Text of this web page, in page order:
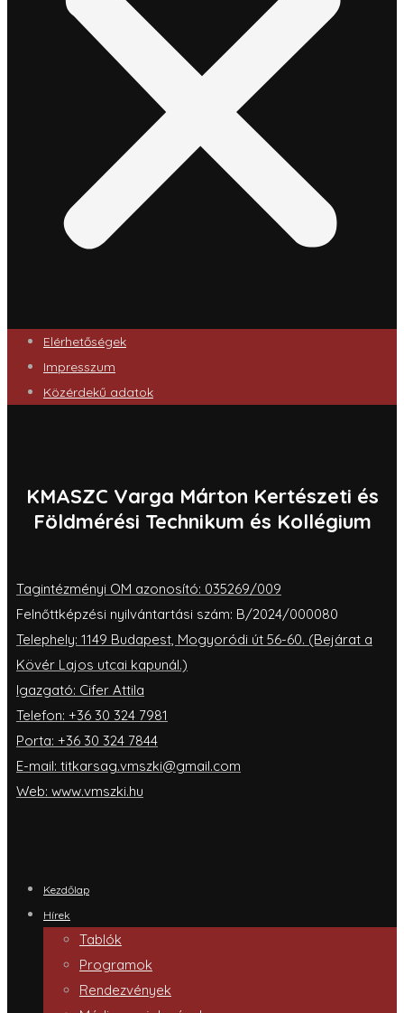
Elérhetőségek
Impresszum
Közérdekű adatok
KMASZC Varga Márton Kertészeti és
Földmérési Technikum és Kollégium
Tagintézményi OM azonosító: 035269/009
Felnőttképzési nyilvántartási szám: B/2024/000080
Telephely: 1149 Budapest, Mogyoródi út 56-60. (Bejárat a
Kövér Lajos utcai kapunál.)
Igazgató: Cifer Attila
Telefon: +36 30 324 7981
Porta: +36 30 324 7844
E-mail: titkarsag.vmszki@gmail.com
Web: www.vmszki.hu
Kezdőlap
Hírek
Tablók
Programok
Rendezvények